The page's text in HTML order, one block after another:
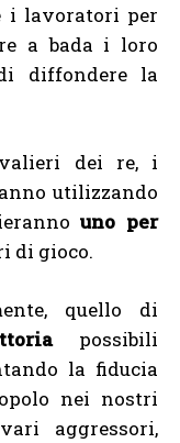
i lavoratori per
a bada i loro
diffondere la
dei re, i
utilizzando
uno per
di gioco.
quello di
possibili
la fiducia
nei nostri
aggressori,